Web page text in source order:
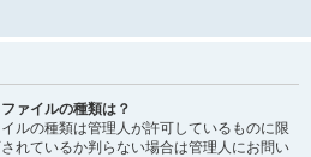
ァイルの種類は？
ルの種類は管理人が許可しているものに限
れているか判らない場合は管理人にお問い